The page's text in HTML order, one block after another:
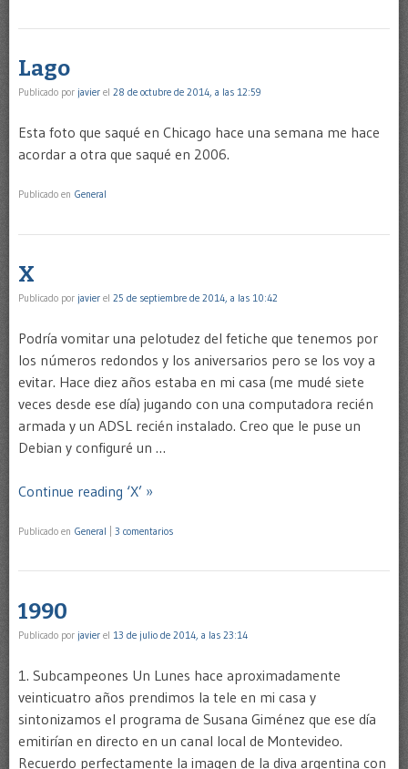
Lago
Publicado por javier el 28 de octubre de 2014, a las 12:59
Esta foto que saqué en Chicago hace una semana me hace
acordar a otra que saqué en 2006.
Publicado en General
X
Publicado por javier el 25 de septiembre de 2014, a las 10:42
Podría vomitar una pelotudez del fetiche que tenemos por
los números redondos y los aniversarios pero se los voy a
evitar. Hace diez años estaba en mi casa (me mudé siete
veces desde ese día) jugando con una computadora recién
armada y un ADSL recién instalado. Creo que le puse un
Debian y configuré un …
Continue reading ‘X’ »
Publicado en General 3 comentarios
1990
Publicado por javier el 13 de julio de 2014, a las 23:14
1. Subcampeones Un Lunes hace aproximadamente
veinticuatro años prendimos la tele en mi casa y
sintonizamos el programa de Susana Giménez que ese día
emitirían en directo en un canal local de Montevideo.
Recuerdo perfectamente la imagen de la diva argentina con